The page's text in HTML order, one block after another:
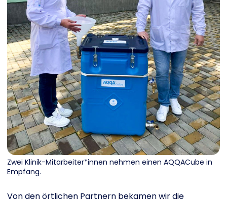
Zwei Klinik-Mitarbeiter*innen nehmen einen AQQACube in
Empfang.
Von den örtlichen Partnern bekamen wir die